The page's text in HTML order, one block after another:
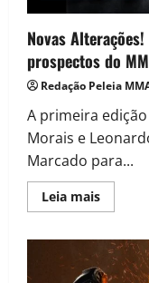
Novas
prospectos do
Redação Peleia
A primeira
Morais e
Marcado para...
Leia mais